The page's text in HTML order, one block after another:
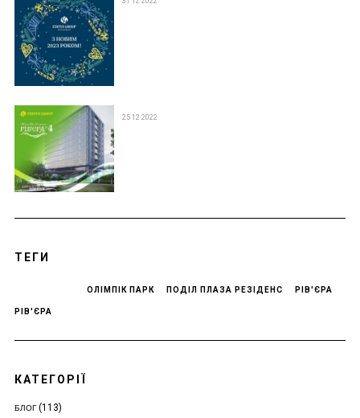
25 12 2022
ТЕГИ
ОЛІМПІК ПАРК ПОДІЛ ПЛАЗА РЕЗІДЕНС РІВ'ЄРА
РІВ'ЄРА
КАТЕГОРІЇ
БЛОГ(113)